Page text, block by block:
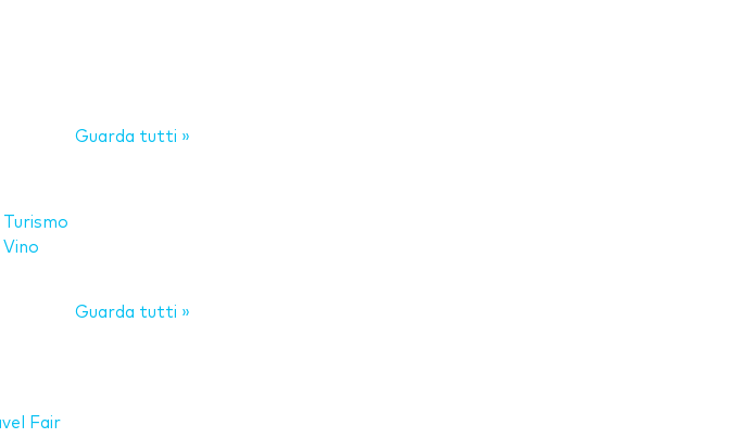
Guarda tutti »
Turismo
Vino
Guarda tutti »
Fair